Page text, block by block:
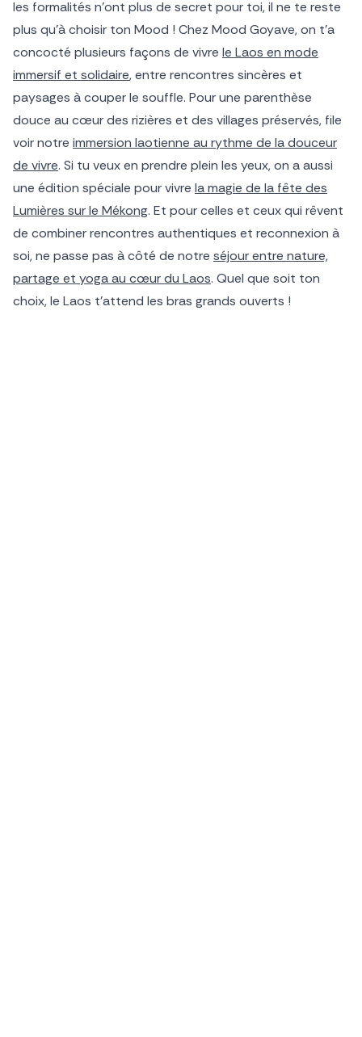
les formalités n’ont plus de secret pour toi, il ne te reste
plus qu’à choisir ton Mood ! Chez Mood Goyave, on t’a
concocté plusieurs façons de vivre le Laos en mode
immersif et solidaire, entre rencontres sincères et
paysages à couper le souffle. Pour une parenthèse
douce au cœur des rizières et des villages préservés, file
voir notre immersion laotienne au rythme de la douceur
de vivre. Si tu veux en prendre plein les yeux, on a aussi
une édition spéciale pour vivre la magie de la fête des
Lumières sur le Mékong. Et pour celles et ceux qui rêvent
de combiner rencontres authentiques et reconnexion à
soi, ne passe pas à côté de notre séjour entre nature,
partage et yoga au cœur du Laos. Quel que soit ton
choix, le Laos t’attend les bras grands ouverts !